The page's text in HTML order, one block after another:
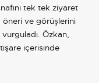
tek tek ziyaret
öneri ve görüşlerini
Özkan,
içerisinde